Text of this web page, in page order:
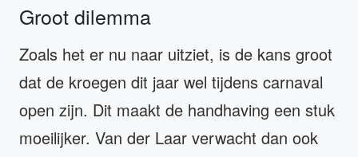
Groot dilemma
Zoals het er nu naar uitziet, is de kans groot
dat de kroegen dit jaar wel tijdens carnaval
open zijn. Dit maakt de handhaving een stuk
moeilijker. Van der Laar verwacht dan ook